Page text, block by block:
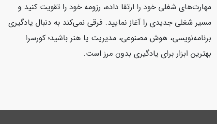
مهارت‌های شغلی خود را ارتقا داده، رزومه خود را تقویت کنید و
مسیر شغلی جدیدی را آغاز نمایید. فرقی نمی‌کند به دنبال یادگیری
برنامه‌نویسی، هوش مصنوعی، مدیریت یا هنر باشید؛ کورسرا
بهترین ابزار برای یادگیری بدون مرز است.